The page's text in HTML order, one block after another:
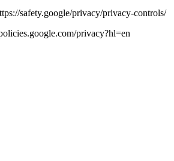
safety.google/privacy/privacy-controls/
privacy?hl=en